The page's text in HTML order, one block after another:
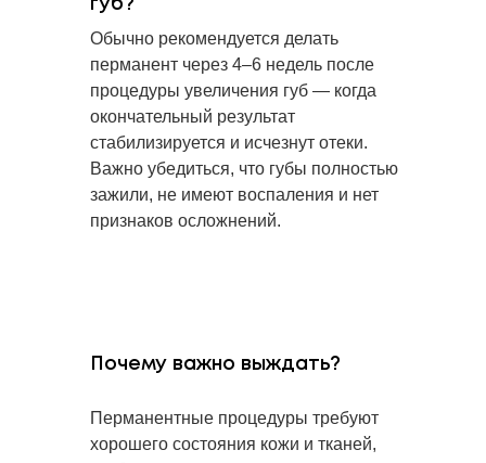
губ?
Обычно рекомендуется делать
перманент через 4–6 недель после
процедуры увеличения губ — когда
окончательный результат
стабилизируется и исчезнут отеки.
Важно убедиться, что губы полностью
зажили, не имеют воспаления и нет
признаков осложнений.
Почему важно выждать?
Перманентные процедуры требуют
хорошего состояния кожи и тканей,